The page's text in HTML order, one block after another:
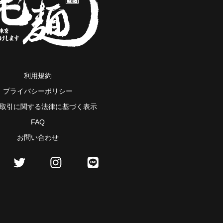
利用規約
プライバシーポリシー
引に関する法律に基づく表示
FAQ
お問い合わせ